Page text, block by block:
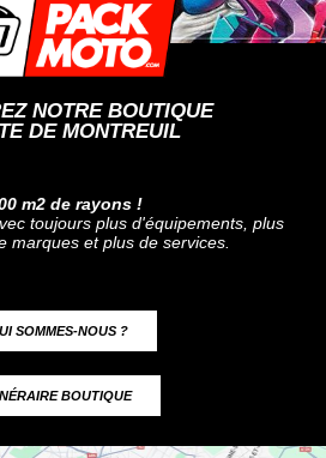
NOTRE BOUTIQUE
DE MONTREUIL
m2 de rayons !
toujours plus d'équipements, plus
marques et plus de services.
SOMMES-NOUS ?
BOUTIQUE